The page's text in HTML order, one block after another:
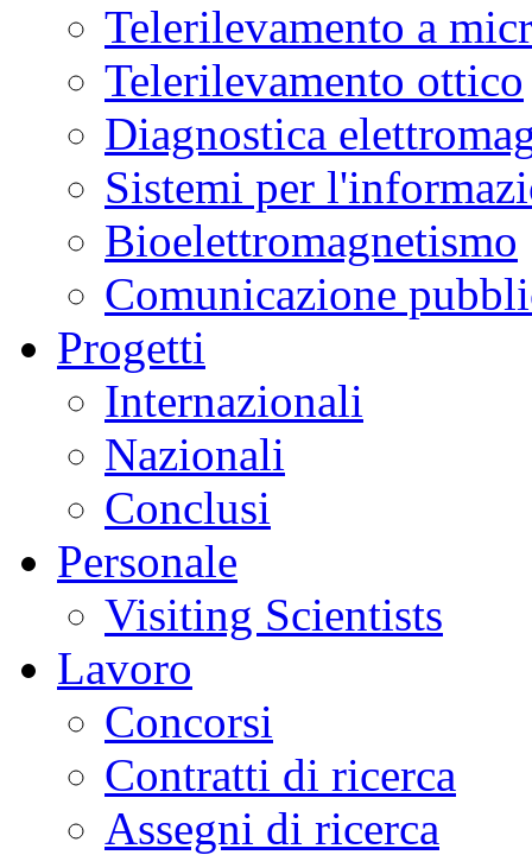
Telerilevamento a
Telerilevamento ottico
Diagnostica
Sistemi per
Bioelettromagnetismo
Comunicazione
Progetti
Internazionali
Nazionali
Conclusi
Personale
Visiting Scientists
Lavoro
Concorsi
Contratti di ricerca
Assegni di ricerca